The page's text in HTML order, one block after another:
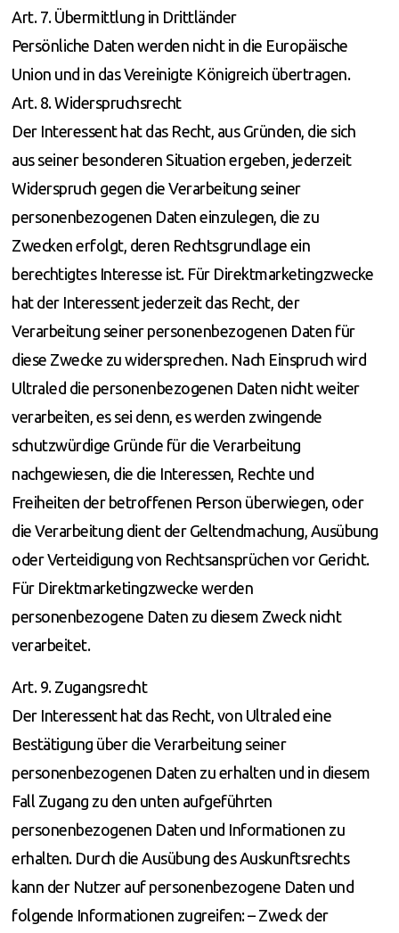
Art. 7. Übermittlung in Drittländer
Persönliche Daten werden nicht in die Europäische
Union und in das Vereinigte Königreich übertragen.
Art. 8. Widerspruchsrecht
Der Interessent hat das Recht, aus Gründen, die sich
aus seiner besonderen Situation ergeben, jederzeit
Widerspruch gegen die Verarbeitung seiner
personenbezogenen Daten einzulegen, die zu
Zwecken erfolgt, deren Rechtsgrundlage ein
berechtigtes Interesse ist. Für Direktmarketingzwecke
hat der Interessent jederzeit das Recht, der
Verarbeitung seiner personenbezogenen Daten für
diese Zwecke zu widersprechen. Nach Einspruch wird
Ultraled die personenbezogenen Daten nicht weiter
verarbeiten, es sei denn, es werden zwingende
schutzwürdige Gründe für die Verarbeitung
nachgewiesen, die die Interessen, Rechte und
Freiheiten der betroffenen Person überwiegen, oder
die Verarbeitung dient der Geltendmachung, Ausübung
oder Verteidigung von Rechtsansprüchen vor Gericht.
Für Direktmarketingzwecke werden
personenbezogene Daten zu diesem Zweck nicht
verarbeitet.
Art. 9. Zugangsrecht
Der Interessent hat das Recht, von Ultraled eine
Bestätigung über die Verarbeitung seiner
personenbezogenen Daten zu erhalten und in diesem
Fall Zugang zu den unten aufgeführten
personenbezogenen Daten und Informationen zu
erhalten. Durch die Ausübung des Auskunftsrechts
kann der Nutzer auf personenbezogene Daten und
folgende Informationen zugreifen: – Zweck der